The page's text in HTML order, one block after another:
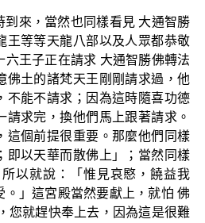
到來，當然也同樣看見 大通智勝
王等等天龍八部以及人眾都恭敬
六王子正在請求 大通智勝佛轉法
佛土的諸梵天王剛剛請求過，他
不能不請求；因為這時隨喜功德
請求完，換他們馬上跟著請求。
這個前提很重要。那麼他們同樣
即以天華而散佛上」；當然同樣
以就說：「惟見哀愍，饒益我
。」這宮殿當然要獻上，就怕 佛
您就趕快奉上去，因為這是很難